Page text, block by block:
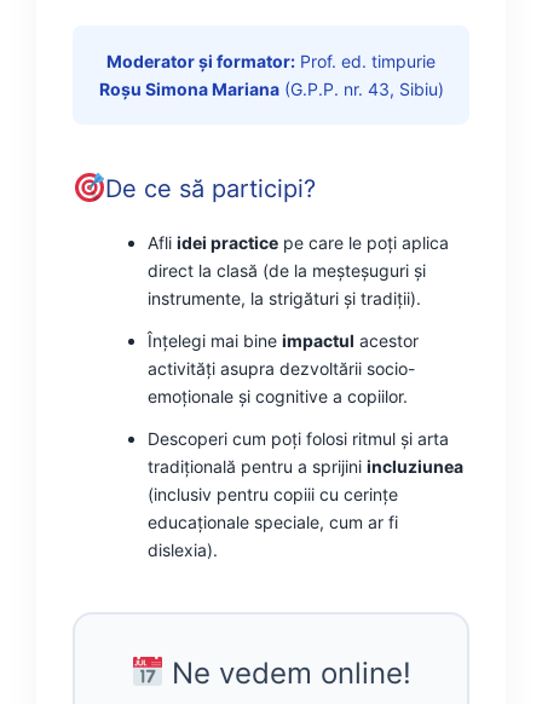
Moderator și formator: Prof. ed. timpurie
Roșu Simona Mariana(G.P.P. nr. 43, Sibiu)
De ce să participi?
Afli idei practice pe care le poți aplica
direct la clasă (de la meșteșuguri și
instrumente, la strigături și tradiții).
Înțelegi mai bine impactul acestor
activități asupra dezvoltării socio-
emoționale și cognitive a copiilor.
Descoperi cum poți folosi ritmul și arta
tradițională pentru a sprijini incluziunea
(inclusiv pentru copiii cu cerințe
educaționale speciale, cum ar fi
dislexia).
Ne vedem online!